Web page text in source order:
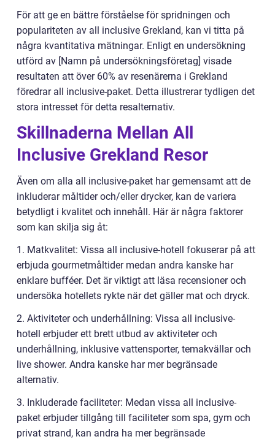
För att ge en bättre förståelse för spridningen och
populariteten av all inclusive Grekland, kan vi titta på
några kvantitativa mätningar. Enligt en undersökning
utförd av [Namn på undersökningsföretag] visade
resultaten att över 60% av resenärerna i Grekland
föredrar all inclusive-paket. Detta illustrerar tydligen det
stora intresset för detta resalternativ.
Skillnaderna Mellan All
Inclusive Grekland Resor
Även om alla all inclusive-paket har gemensamt att de
inkluderar måltider och/eller drycker, kan de variera
betydligt i kvalitet och innehåll. Här är några faktorer
som kan skilja sig åt:
1. Matkvalitet: Vissa all inclusive-hotell fokuserar på att
erbjuda gourmetmåltider medan andra kanske har
enklare bufféer. Det är viktigt att läsa recensioner och
undersöka hotellets rykte när det gäller mat och dryck.
2. Aktiviteter och underhållning: Vissa all inclusive-
hotell erbjuder ett brett utbud av aktiviteter och
underhållning, inklusive vattensporter, temakvällar och
live shower. Andra kanske har mer begränsade
alternativ.
3. Inkluderade faciliteter: Medan vissa all inclusive-
paket erbjuder tillgång till faciliteter som spa, gym och
privat strand, kan andra ha mer begränsade